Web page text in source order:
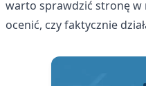
warto sprawdzić stronę w
ocenić, czy faktycznie